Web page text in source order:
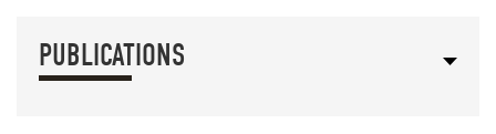
PUBLICATIONS